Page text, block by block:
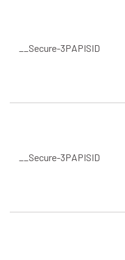
__Secure-3PAPISID
__Secure-3PAPISID